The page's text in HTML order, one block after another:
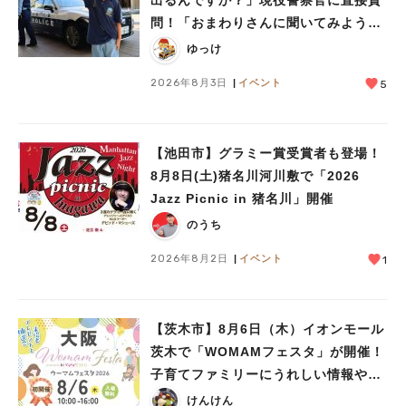
問！「おまわりさんに聞いてみよう」
に参加しました
ゆっけ
2026年8月3日 イベント 5
【池田市】グラミー賞受賞者も登場！
8月8日(土)猪名川河川敷で「2026
Jazz Picnic in 猪名川」開催
のうち
2026年8月2日 イベント 1
【茨木市】8月6日（木）イオンモール
茨木で「WOMAMフェスタ」が開催！
子育てファミリーにうれしい情報やプ
レゼントがいっぱい♪
けんけん